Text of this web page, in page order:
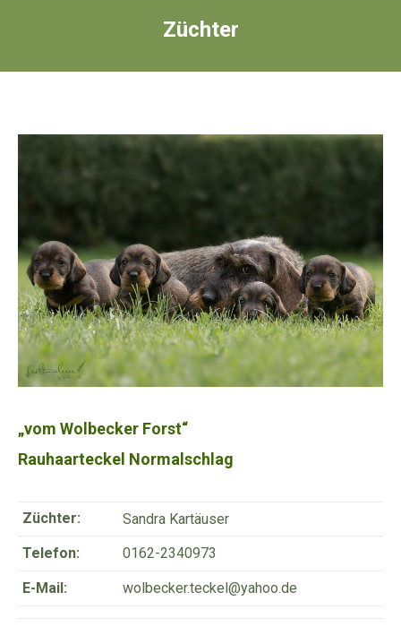
Züchter
„vom Wolbecker Forst“
Rauhaarteckel Normalschlag
Züchter:
Sandra Kartäuser
Telefon:
0162-2340973
E-Mail: wolbecker.teckel@yahoo.de